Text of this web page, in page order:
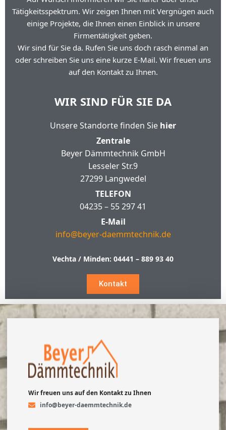
Tätigkeitsspektrum. Wir zeigen Ihnen mit Vergnügen auch
einige Projekte, die Ihnen einen Einblick in unsere
Firmentätigkeit geben.
Wir sind für Sie da. Rufen Sie uns doch rasch einmal an
oder schreiben Sie uns eine kurze E-Mail. Wir freuen uns
auf den Kontakt zu Ihnen.
WIR SIND FÜR SIE DA
Unsere Standorte finden Sie hier
Zentrale
Beyer Dämmtechnik GmbH
Lesseler Str.9
27299 Langwedel
TELEFON
04235 – 55 297 41
E-Mail
info@beyer-daemmtechnik.de
Vechta / Minden: 04441 – 889 93 40
Kontakt
Wir freuen uns auf den Kontakt zu Ihnen
info@beyer-daemmtechnik.de